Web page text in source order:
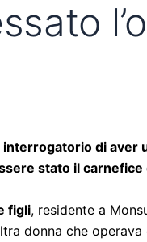
di aver
stato il
figli, residente a
donna che